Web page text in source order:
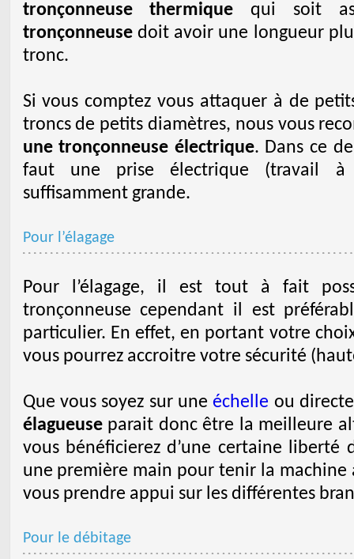
tronçonneuse thermique qui soit
tronçonneusedoit avoir une longueur
tronc.
Si vous comptez vous attaquer à de
troncs de petits diamètres, nous vous
une tronçonneuse électrique. Dans ce
faut une prise électrique (travail à
suffisamment grande.
Pour l’élagage
Pour l’élagage, il est tout à fait
tronçonneuse cependant il est
particulier. En effet, en portant votre
vous pourrez accroitre votre sécurité
Que vous soyez sur uneéchelle ou
élagueuseparait donc être la meilleure
vous bénéficierez d’une certaine liberté
une première main pour tenir la machine
vous prendre appui sur les différentes
Pour le débitage